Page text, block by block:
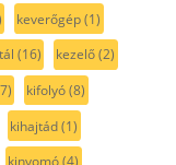
keverőgép(1)
(16) kezelő(2)
kifolyó(8)
kihajtád(1)
kinyomó(4)